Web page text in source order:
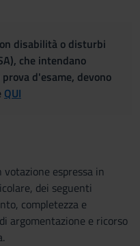
disabilità o disturbi
che intendano
d'esame, devono
QUI
espressa in
dei seguenti
completezza e
argomentazione e ricorso